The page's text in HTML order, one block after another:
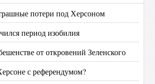
потери под Херсоном
период изобилия
от откровений Зеленского
с референдумом?